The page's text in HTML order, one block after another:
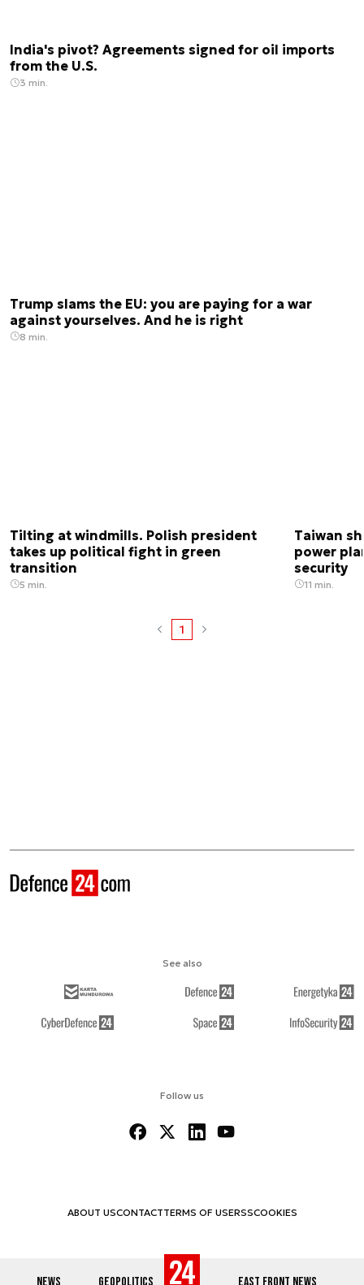
India's pivot? Agreements signed for oil imports
from the U.S.
3 min.
Trump slams the EU: you are paying for a war
against yourselves. And he is right
8 min.
Tilting at windmills. Polish president
takes up political fight in green
transition
5 min.
Taiwan
power
security
11 min.
1
Follow us
ABOUT USCONTACTTERMS OF USERSSCOOKIES
See also